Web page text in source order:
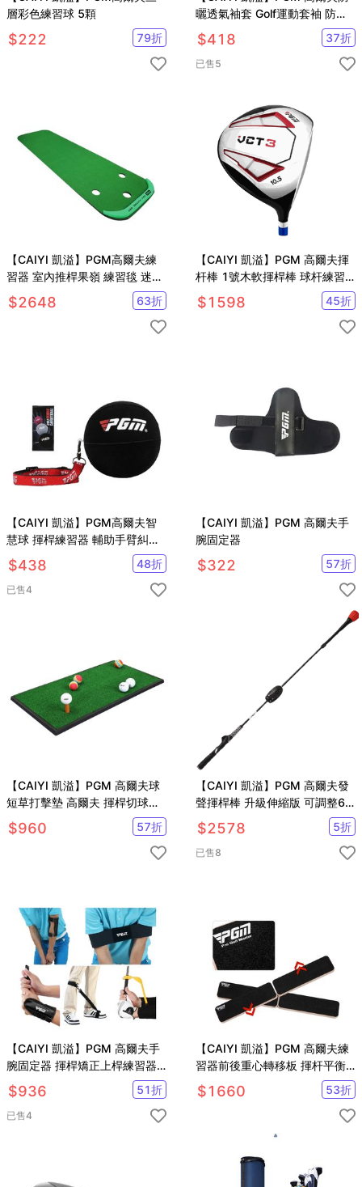
層彩色練習球 5顆
$222 79折
曬透氣袖套 Golf運動套袖 防曬
手套 冰絲袖套
$418 37折
已售5
【CAIYI 凱溢】PGM高爾夫練
習器 室內推桿果嶺 練習毯 迷你
推桿練習毯 草皮面
$2648 63折
【CAIYI 凱溢】PGM 高爾夫揮
杆棒 1號木軟揮桿棒 球杆練習
軟棒 模擬真實球杆 高爾夫初學
用品
$1598 45折
【CAIYI 凱溢】PGM高爾夫智
慧球 揮桿練習器 輔助手臂糾正
器
$438 48折
已售4
【CAIYI 凱溢】PGM 高爾夫手
腕固定器
$322 57折
【CAIYI 凱溢】PGM 高爾夫球
短草打擊墊 高爾夫 揮桿切球草
皮打擊墊
$960 57折
【CAIYI 凱溢】PGM 高爾夫發
聲揮桿棒 升級伸縮版 可調整6
檔 揮桿訓練器
$2578 5折
已售8
【CAIYI 凱溢】PGM 高爾夫手
腕固定器 揮桿矯正上桿練習器
手臂糾正帶 五件套初學者適用
$936 51折
已售4
【CAIYI 凱溢】PGM 高爾夫練
習器前後重心轉移板 揮杆平衡
板
$1660 53折